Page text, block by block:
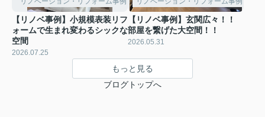
【リノベ事例】小規模表装リフ
ォームで生まれ変わるシックな
空間
2026.07.25
【リノベ事例】玄関広々！！
部屋を繋げた大空間！！
2026.05.31
もっと見る
ブログトップへ